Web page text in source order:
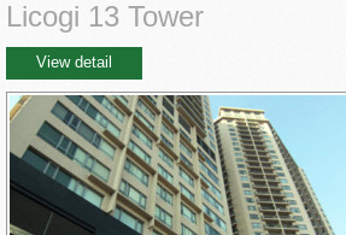
Licogi 13 Tower
View detail